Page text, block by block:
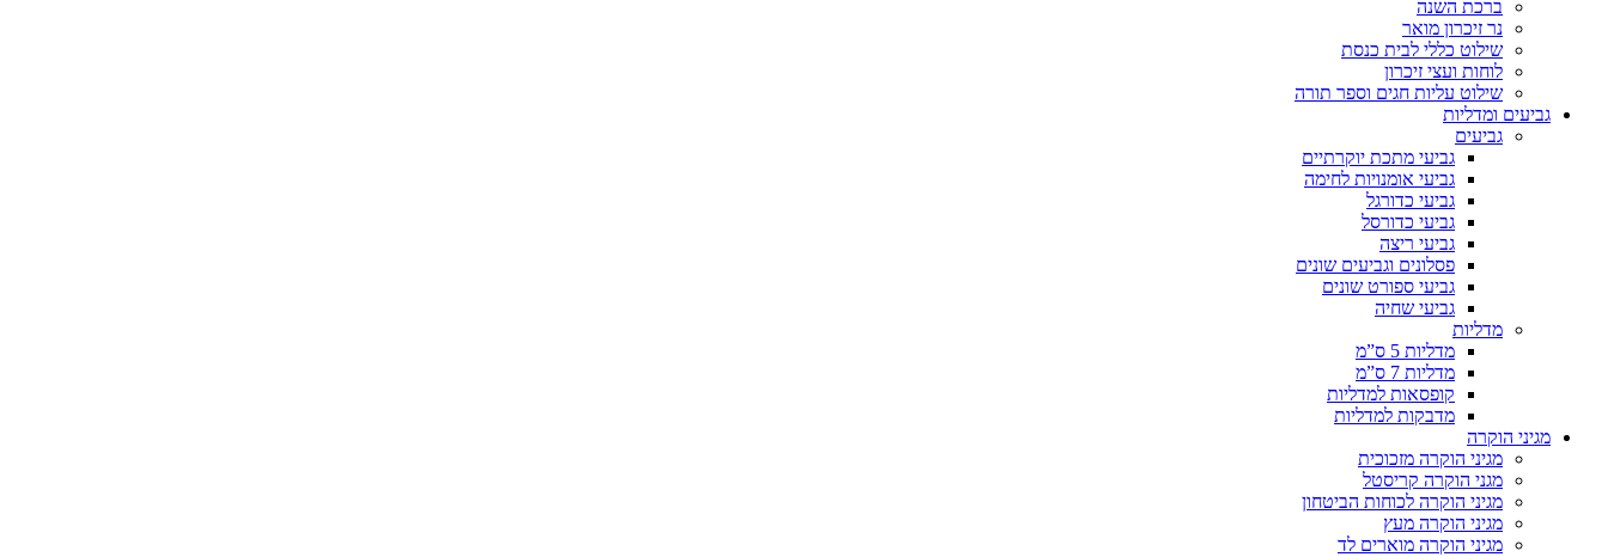
ברכת השנה
נר זיכרון מואר
שילוט כללי לבית כנסת
לוחות ועצי זיכרון
שילוט עליות חגים וספר תורה
גביעים ומדליות
גביעים
גביעי מתכת יוקרתיים
גביעי אומנויות לחימה
גביעי כדורגל
גביעי כדורסל
גביעי ריצה
פסלונים וגביעים שונים
גביעי ספורט שונים
גביעי שחיה
מדליות
מדליות 5 ס”מ
מדליות 7 ס”מ
קופסאות למדליות
מדבקות למדליות
מגיני הוקרה
מגיני הוקרה מזכוכית
מגני הוקרה קריסטל
מגיני הוקרה לכוחות הביטחון
מגיני הוקרה מעץ
מגיני הוקרה מוארים לד